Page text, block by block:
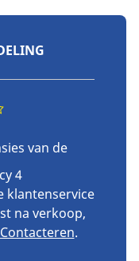
van de
4
klantenservice
na verkoop,
Contacteren.